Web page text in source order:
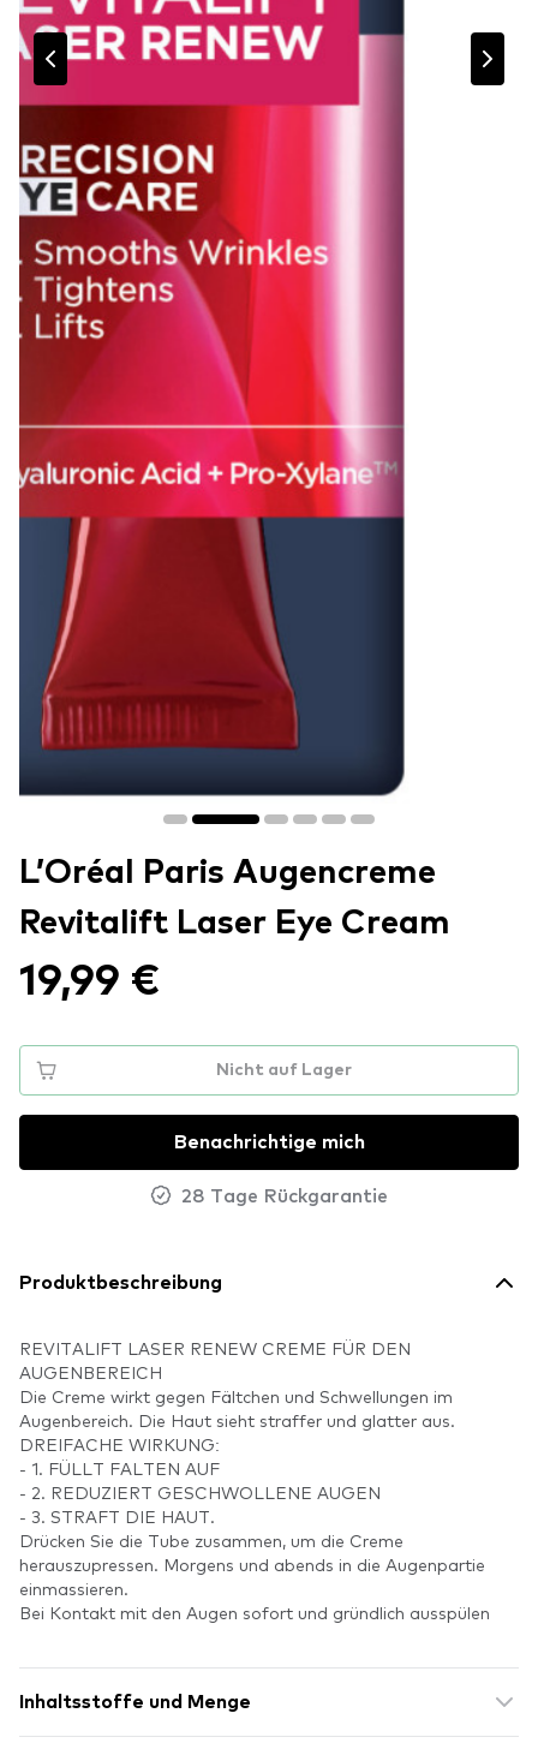
L’Oréal Paris Augencreme
Revitalift Laser Eye Cream
19,99 €
Nicht auf Lager
Benachrichtige mich
28 Tage Rückgarantie
Produktbeschreibung
REVITALIFT LASER RENEW CREME FÜR DEN
AUGENBEREICH
Die Creme wirkt gegen Fältchen und Schwellungen im
Augenbereich. Die Haut sieht straffer und glatter aus.
DREIFACHE WIRKUNG:
- 1. FÜLLT FALTEN AUF
- 2. REDUZIERT GESCHWOLLENE AUGEN
- 3. STRAFT DIE HAUT.
Drücken Sie die Tube zusammen, um die Creme
herauszupressen. Morgens und abends in die Augenpartie
einmassieren.
Bei Kontakt mit den Augen sofort und gründlich ausspülen
Inhaltsstoffe und Menge